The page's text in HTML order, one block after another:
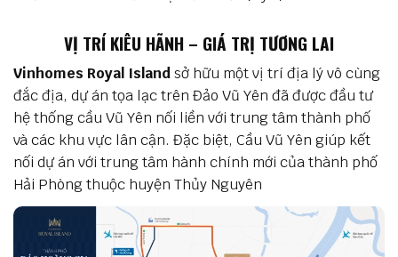
VỊ TRÍ KIÊU HÃNH – GIÁ TRỊ TƯƠNG LAI
Vinhomes Royal Islandsở hữu một vị trí địa lý vô cùng
đắc địa, dự án tọa lạc trên Đảo Vũ Yên đã được đầu tư
hệ thống cầu Vũ Yên nối liền với trung tâm thành phố
và các khu vực lân cận. Đặc biệt, Cầu Vũ Yên giúp kết
nối dự án với trung tâm hành chính mới của thành phố
Hải Phòng thuộc huyện Thủy Nguyên